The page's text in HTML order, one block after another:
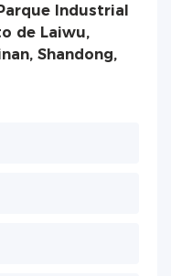
Industrial
de Laiwu,
Shandong,